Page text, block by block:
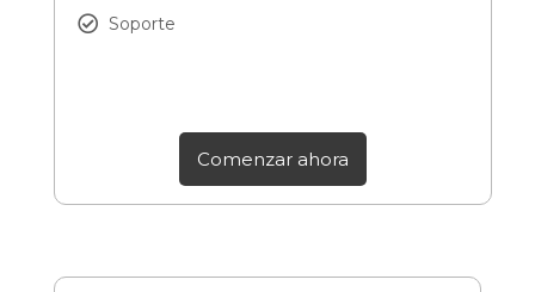
Soporte
Comenzar ahora